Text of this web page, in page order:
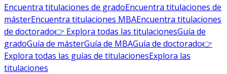
Encuentra titulaciones de gradoEncuentra titulaciones de
másterEncuentra titulaciones MBAEncuentra titulaciones
de doctorado👉 Explora todas las titulacionesGuía de
gradoGuía de másterGuía de MBAGuía de doctorado👉
Explora todas las guías de titulacionesExplora las
titulaciones